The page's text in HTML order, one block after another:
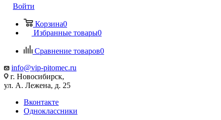
Войти
Корзина0
Избранные товары0
Сравнение товаров0
info@vip-pitomec.ru
г. Новосибирск,
ул. А. Лежена, д. 25
Вконтакте
Одноклассники